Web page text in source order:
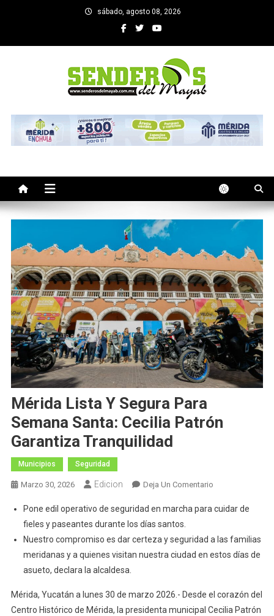
sábado, agosto 08, 2026
SENDEROS DEL MAYAB
Mérida Lista Y Segura Para
Semana Santa: Cecilia Patrón
Garantiza Tranquilidad
Municipios Seguridad
Marzo 30, 2026 Edicion Deja Un ComentarioEn
Lista
Segura
Para
Cecilia
Patrón
Pone edil operativo de seguridad en marcha para cuidar de
fieles y paseantes durante los días santos.
Nuestro compromiso es dar certeza y seguridad a las familias
meridanas y a quienes visitan nuestra ciudad en estos días de
asueto, declara la alcaldesa.
Mérida, Yucatán a lunes 30 de marzo 2026.- Desde el corazón del
Centro Histórico de Mérida, la presidenta municipal Cecilia Patrón